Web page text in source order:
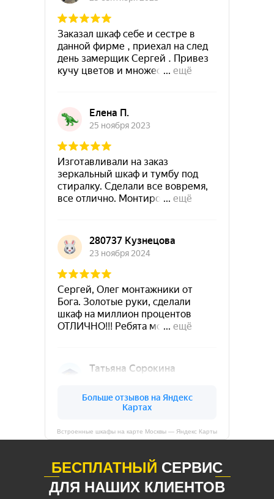
Встроенные шкафы на карте Москвы — Яндекс Карты
БЕСПЛАТНЫЙ СЕРВИС
ДЛЯ НАШИХ КЛИЕНТОВ